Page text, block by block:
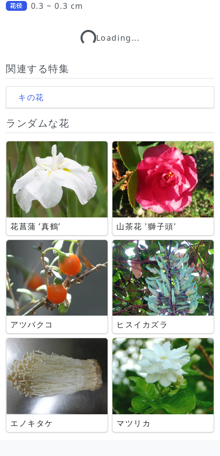
花径 0.3 ~ 0.3 cmLoading...Loading...
関連する特集
キの花
ランダムな花
花菖蒲 ’真鶴’ 山茶花 '獅子頭'
アツバクコ ヒスイカズラ
エノキタケ マツリカ